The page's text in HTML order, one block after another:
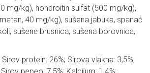
mg/kg), hondroitin sulfat (500 mg/kg),
40 mg/kg), sušena jabuka, spanać
sušene brusnica, sušena borovnica,
Sirov protein: 26%; Sirova vlakna: 3,5%;